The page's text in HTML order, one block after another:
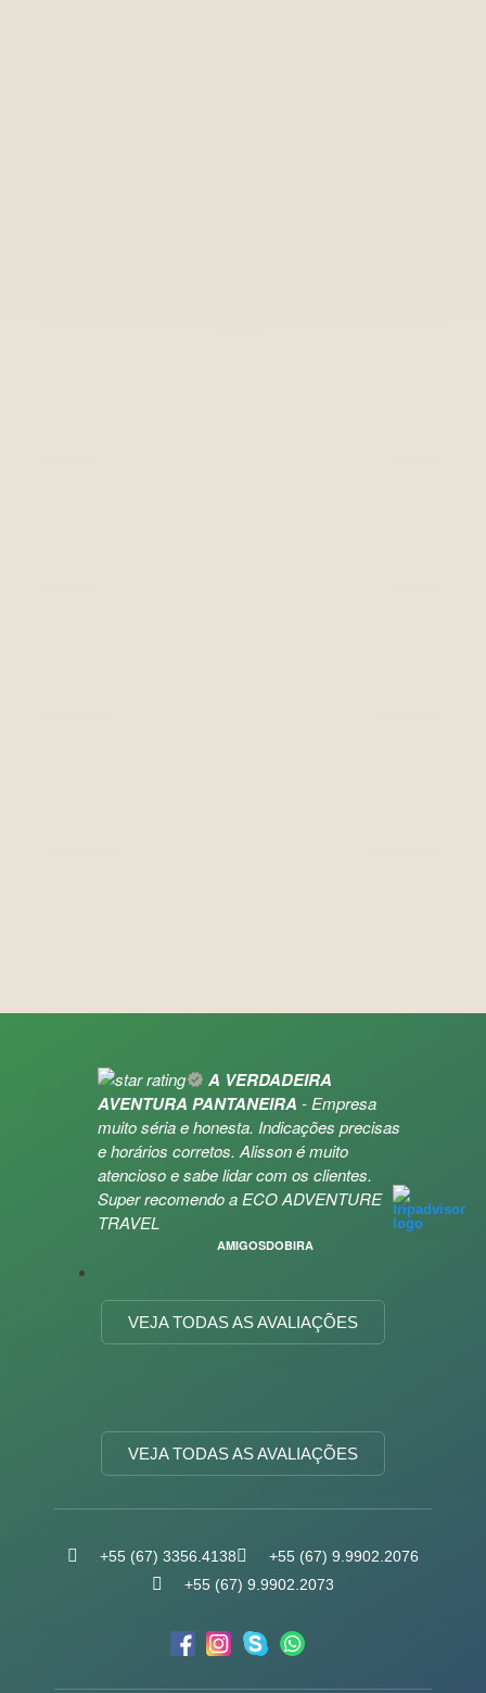
A VERDADEIRA
AVENTURA PANTANEIRA - Empresa
muito séria e honesta. Indicações precisas
e horários corretos. Alisson é muito
atencioso e sabe lidar com os clientes.
Super recomendo a ECO ADVENTURE
TRAVEL
AMIGOSDOBIRA
VEJA TODAS AS AVALIAÇÕES
VEJA TODAS AS AVALIAÇÕES
+55 (67) 3356.4138
+55 (67) 9.9902.2076
+55 (67) 9.9902.2073